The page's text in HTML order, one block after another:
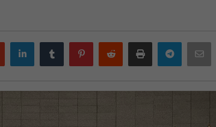
Google
plus
LinkedIn Tumblr PinterestReddit Print Telegram